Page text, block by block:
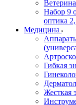
Набор 9
оптика
Медицина
Гибкая
Жесткая